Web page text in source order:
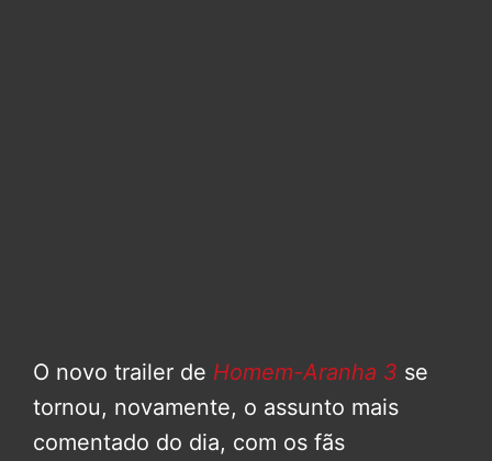
O novo trailer de Homem-Aranha 3 se
tornou, novamente, o assunto mais
comentado do dia, com os fãs